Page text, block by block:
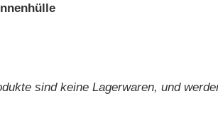
sind keine Lagerwaren, und